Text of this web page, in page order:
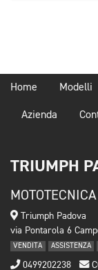
Home Modelli
Azienda
TRIUMPH
Triumph Padova
via Pontarola 6
VENDITA ASSISTENZA
0499202238